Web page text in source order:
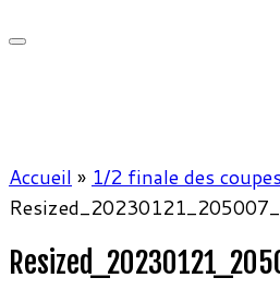
Accueil » 1/2 finale des